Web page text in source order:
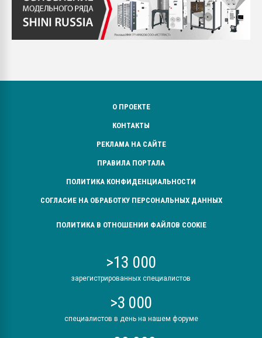
О ПРОЕКТЕ
КОНТАКТЫ
РЕКЛАМА НА САЙТЕ
ПРАВИЛА ПОРТАЛА
ПОЛИТИКА КОНФИДЕНЦИАЛЬНОСТИ
СОГЛАСИЕ НА ОБРАБОТКУ ПЕРСОНАЛЬНЫХ ДАННЫХ
ПОЛИТИКА В ОТНОШЕНИИ ФАЙЛОВ COOKIE
>13 000
зарегистрированных специалистов
>3 000
специалистов в день на нашем форуме